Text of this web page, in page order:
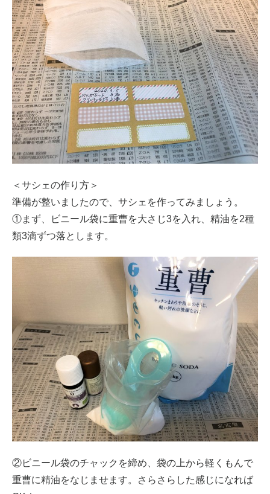
＜サシェの作り方＞
準備が整いましたので、サシェを作ってみましょう。
①まず、ビニール袋に重曹を大さじ3を入れ、精油を2種
類3滴ずつ落とします。
②ビニール袋のチャックを締め、袋の上から軽くもんで
重曹に精油をなじませます。さらさらした感じになれば